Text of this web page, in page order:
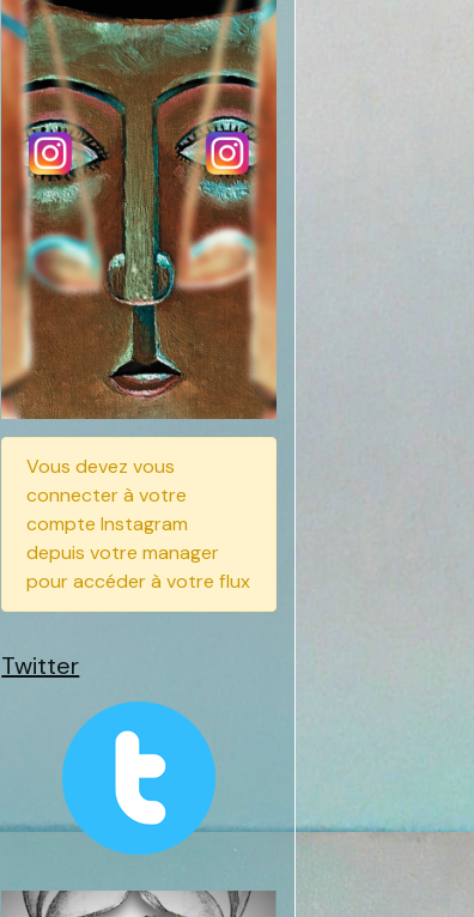
Vous devez vous
connecter à votre
compte Instagram
depuis votre manager
pour accéder à votre flux
Twitter